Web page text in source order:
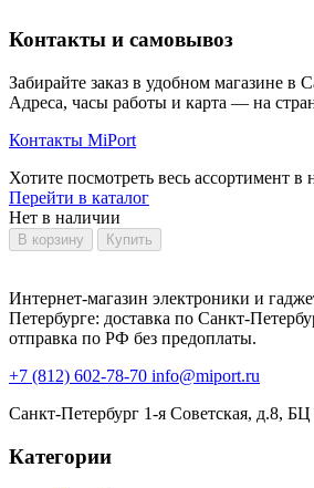
Контакты и самовывоз
Забирайте заказ в удобном магазине в
Адреса, часы работы и карта — на
Контакты MiPort
Хотите посмотреть весь ассортимент в
Перейти в каталог
Нет в наличии
В корзину Купить
Интернет-магазин электроники и
Петербурге: доставка по Санкт-
отправка по РФ без предоплаты.
+7 (812) 602-78-70 info@miport.ru
Санкт-Петербург 1-я Советская, д.8,
Категории